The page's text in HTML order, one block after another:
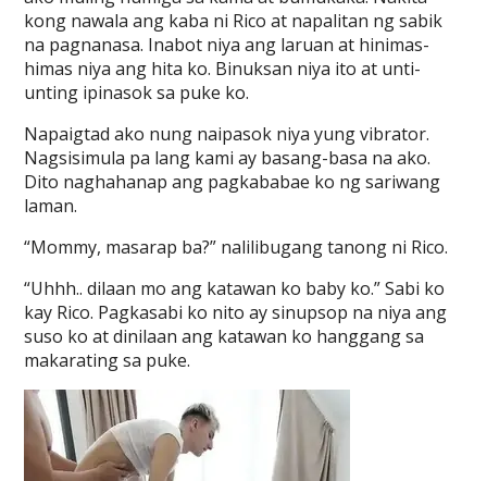
kong nawala ang kaba ni Rico at napalitan ng sabik
na pagnanasa. Inabot niya ang laruan at hinimas-
himas niya ang hita ko. Binuksan niya ito at unti-
unting ipinasok sa puke ko.
Napaigtad ako nung naipasok niya yung vibrator.
Nagsisimula pa lang kami ay basang-basa na ako.
Dito naghahanap ang pagkababae ko ng sariwang
laman.
“Mommy, masarap ba?” nalilibugang tanong ni Rico.
“Uhhh.. dilaan mo ang katawan ko baby ko.” Sabi ko
kay Rico. Pagkasabi ko nito ay sinupsop na niya ang
suso ko at dinilaan ang katawan ko hanggang sa
makarating sa puke.